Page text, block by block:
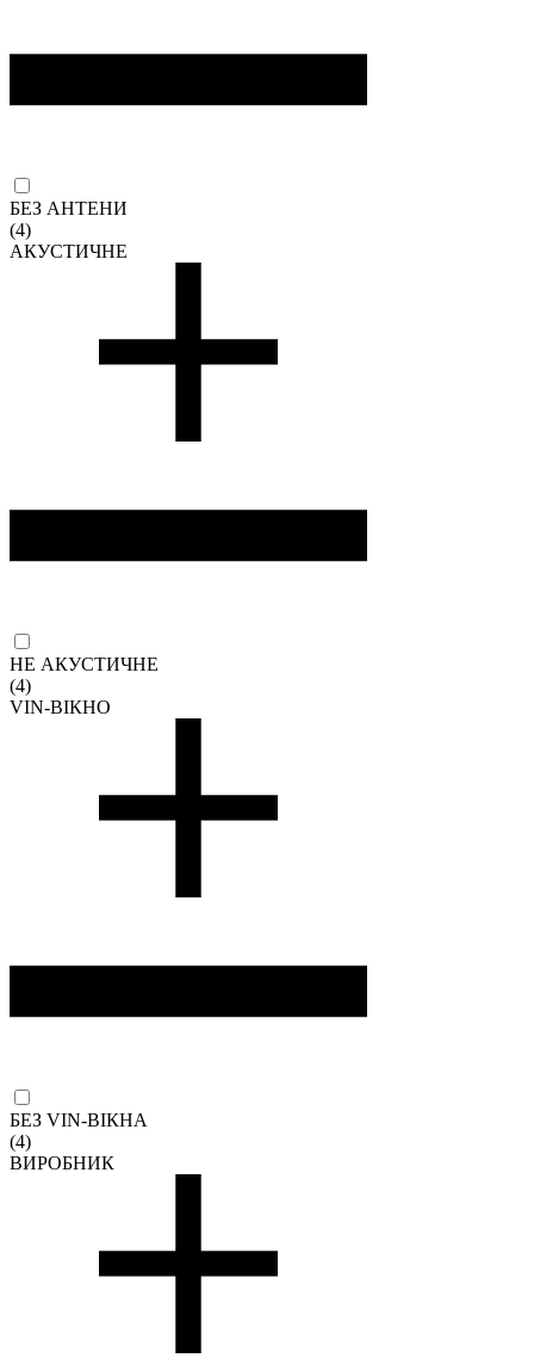
БЕЗ АНТЕНИ
(4)
АКУСТИЧНЕ
НЕ АКУСТИЧНЕ
(4)
VIN-ВІКНО
БЕЗ VIN-ВІКНА
(4)
ВИРОБНИК